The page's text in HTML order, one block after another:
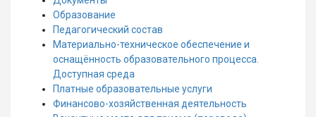
Образование
Педагогический состав
Материально-техническое обеспечение и
оснащённость образовательного процесса.
Доступная среда
Платные образовательные услуги
Финансово-хозяйственная деятельность